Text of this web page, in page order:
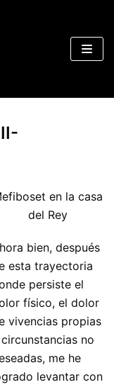
en la casa
del Rey
bien, después
esta trayectoria
persiste el
físico, el dolor
vivencias propias
no
me he
levantar con